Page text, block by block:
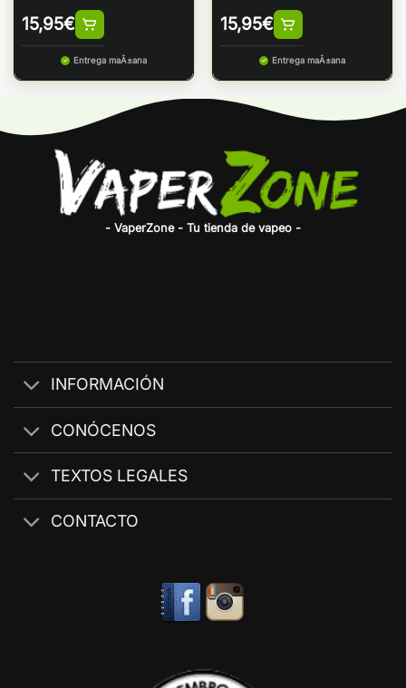
15,95€
Entrega maÃ±ana
15,95€
Entrega maÃ±ana
- VaperZone - Tu tienda de vapeo -
INFORMACIÓN
CONÓCENOS
TEXTOS LEGALES
CONTACTO